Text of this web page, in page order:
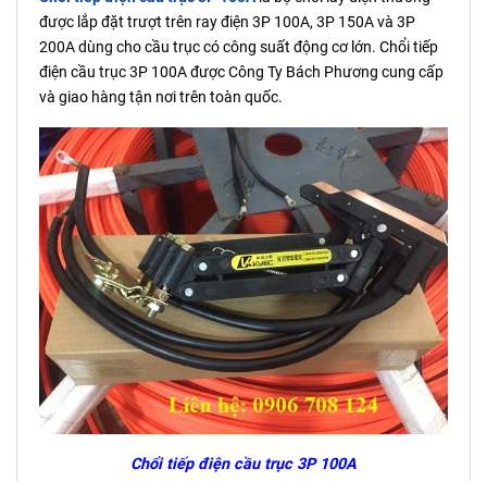
được lắp đặt trượt trên ray điện 3P 100A, 3P 150A và 3P
200A dùng cho cầu trục có công suất động cơ lớn. Chổi tiếp
điện cầu trục 3P 100A được Công Ty Bách Phương cung cấp
và giao hàng tận nơi trên toàn quốc.
Chổi tiếp điện cầu trục 3P 100A